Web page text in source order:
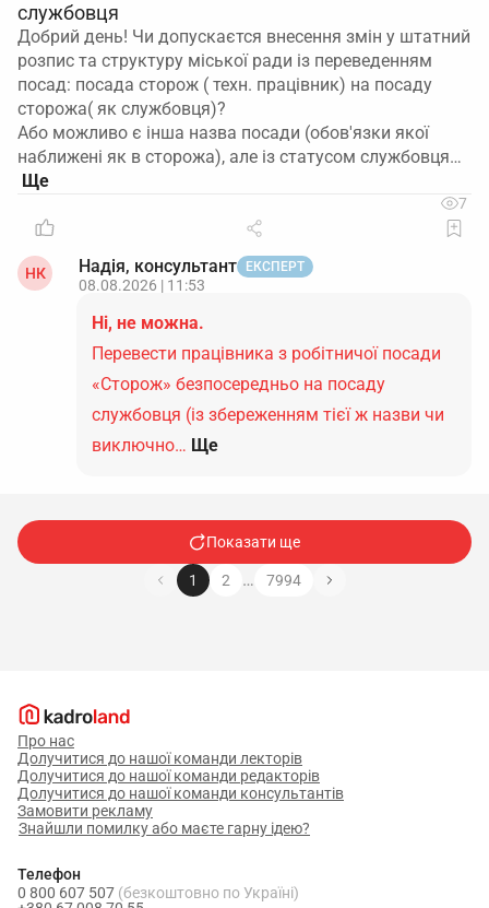
службовця
Добрий день! Чи допускаєтся внесення змін у штатний
розпис та структуру міської ради із переведенням
посад: посада сторож ( техн. працівник) на посаду
сторожа( як службовця)?
Або можливо є інша назва посади (обов'язки якої
наближені як в сторожа), але із статусом службовця…
7
НК Надія, консультант ЕКСПЕРТ
08.08.2026 | 11:53
Ні, не можна.
Перевести працівника з робітничої посади
«Сторож» безпосередньо на посаду
службовця (із збереженням тієї ж назви чи
виключно… Ще
Показати ще
1 2 … 7994
Про нас
Долучитися до нашої команди лекторів
Долучитися до нашої команди редакторів
Долучитися до нашої команди консультантів
Замовити рекламу
Знайшли помилку або маєте гарну ідею?
Телефон
0 800 607 507 (безкоштовно по Україні)